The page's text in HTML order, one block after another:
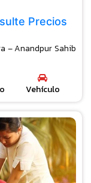
Precios
– Anandpur Sahib
Vehículo